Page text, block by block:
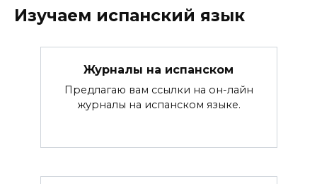
Изучаем испанский язык
Журналы на испанском
Предлагаю вам ссылки на он-лайн
журналы на испанском языке.